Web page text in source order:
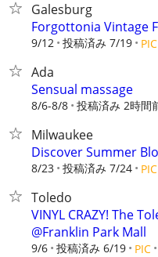
Galesburg
Forgottonia Vintage
9/12 投稿済み 7/19 PIC
Ada
Sensual massage
8/6-8/8 投稿済み 2時間
Milwaukee
Discover Summer
8/23 投稿済み 7/24 PIC
Toledo
VINYL CRAZY! The
@Franklin Park Mall
9/6 投稿済み 6/19 PIC